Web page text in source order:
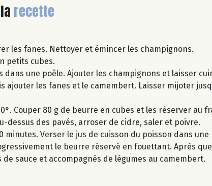
recette
les fanes. Nettoyer et émincer les champignons.
petits cubes.
dans une poêle. Ajouter les champignons et laisser
ajouter les fanes et le camembert. Laisser mijoter
Couper 80 g de beurre en cubes et les réserver au
dessus des pavés, arroser de cidre, saler et poivre.
minutes. Verser le jus de cuisson du poisson dans
le beurre réservé en fouettant. Après
sauce et accompagnés de légumes au camembert.